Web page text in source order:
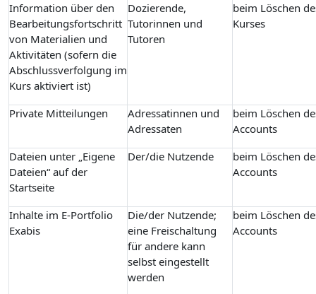
Information über den
Bearbeitungsfortschritt
von Materialien und
Aktivitäten (sofern die
Abschlussverfolgung im
Kurs aktiviert ist)
Dozierende,
Tutorinnen und
Tutoren
beim Löschen
Kurses
Private Mitteilungen
Adressatinnen und
Adressaten
beim Löschen
Accounts
Dateien unter „Eigene
Dateien“ auf der
Startseite
Der/die Nutzende
beim Löschen
Accounts
Inhalte im E-Portfolio
Exabis
Die/der Nutzende;
eine Freischaltung
für andere kann
selbst eingestellt
werden
beim Löschen
Accounts